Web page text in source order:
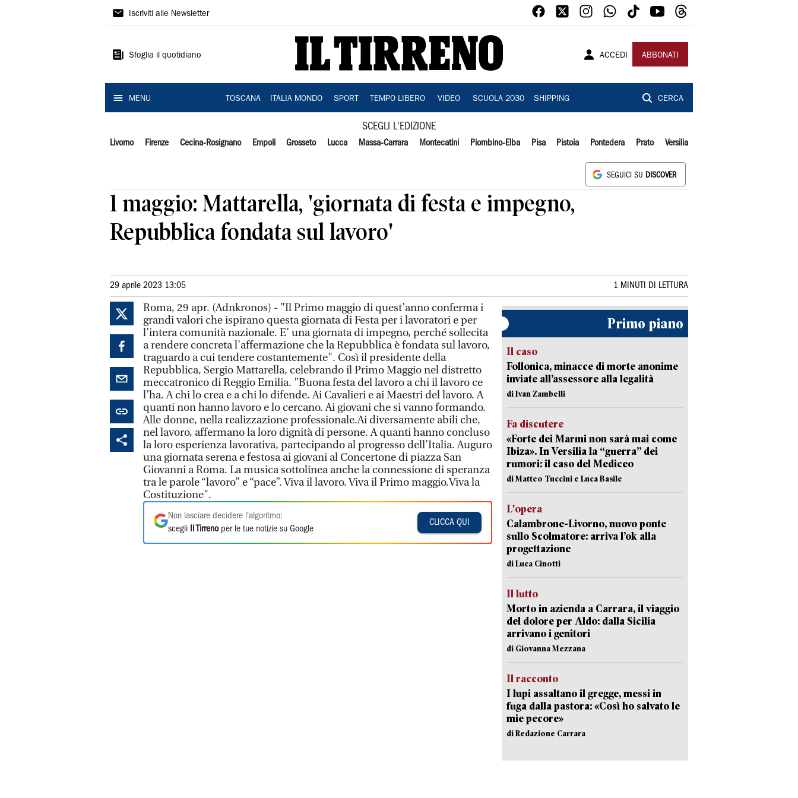
Il
Iscriviti alle Newsletter
Sfoglia il quotidiano ACCEDI ABBONATI
MENU TOSCANA ITALIA MONDO SPORT TEMPO LIBERO VIDEO SCUOLA 2030 SHIPPING CERCA
SCEGLI L'EDIZIONE
Livorno Firenze Cecina-Rosignano Empoli Grosseto Lucca Massa-Carrara Montecatini Piombino-Elba Pisa Pistoia Pontedera Prato Versilia
SEGUICI SU DISCOVER
1 maggio: Mattarella, 'giornata di festa e impegno,
Repubblica fondata sul lavoro'
29 aprile 2023 13:05 1 MINUTI DI LETTURA
Roma, 29 apr. (Adnkronos) - "Il Primo maggio di quest’anno conferma i
grandi valori che ispirano questa giornata di Festa per i lavoratori e per
l’intera comunità nazionale. E’ una giornata di impegno, perché sollecita
a rendere concreta l’affermazione che la Repubblica è fondata sul lavoro,
traguardo a cui tendere costantemente". Così il presidente della
Repubblica, Sergio Mattarella, celebrando il Primo Maggio nel distretto
meccatronico di Reggio Emilia. "Buona festa del lavoro a chi il lavoro ce
l’ha. A chi lo crea e a chi lo difende. Ai Cavalieri e ai Maestri del lavoro. A
quanti non hanno lavoro e lo cercano. Ai giovani che si vanno formando.
Alle donne, nella realizzazione professionale.Ai diversamente abili che,
nel lavoro, affermano la loro dignità di persone. A quanti hanno concluso
la loro esperienza lavorativa, partecipando al progresso dell’Italia. Auguro
una giornata serena e festosa ai giovani al Concertone di piazza San
Giovanni a Roma. La musica sottolinea anche la connessione di speranza
tra le parole “lavoro” e “pace”. Viva il lavoro. Viva il Primo maggio.Viva la
Costituzione".
Non lasciare decidere l'algoritmo:
scegli
Il Tirrenoper le tue notizie su Google
CLICCA QUI
Primo piano
Il caso
Follonica, minacce di morte anonime
inviate all’assessore alla legalità
di Ivan Zambelli
Fa discutere
«Forte dei Marmi non sarà mai come
Ibiza». In Versilia la “guerra” dei
rumori: il caso del Mediceo
di Matteo Tuccini e Luca Basile
L'opera
Calambrone-Livorno, nuovo ponte
sullo Scolmatore: arriva l’ok alla
progettazione
di Luca Cinotti
Il lutto
Morto in azienda a Carrara, il viaggio
del dolore per Aldo: dalla Sicilia
arrivano i genitori
di Giovanna Mezzana
Il racconto
I lupi assaltano il gregge, messi in
fuga dalla pastora: «Così ho salvato le
mie pecore»
di Redazione Carrara